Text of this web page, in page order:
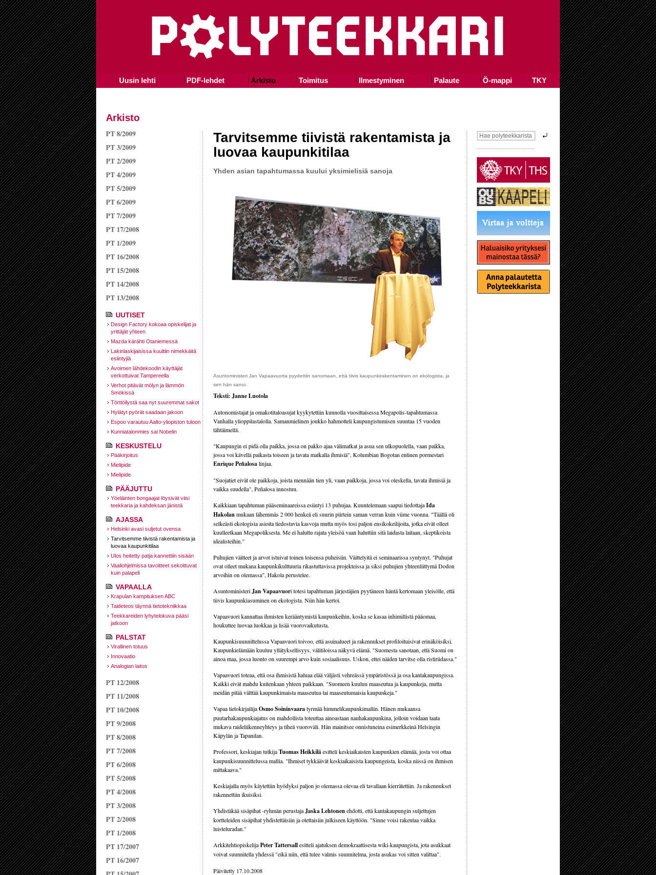
Uusin lehti PDF-lehdet Arkisto Toimitus Ilmestyminen Palaute Ö-mappi TKY
Arkisto
PT 8/2009
PT 3/2009
PT 2/2009
PT 4/2009
PT 5/2009
PT 6/2009
PT 7/2009
PT 17/2008
PT 1/2009
PT 16/2008
PT 15/2008
PT 14/2008
PT 13/2008
UUTISET
Design Factory kokoaa opiskelijat ja
yrittäjät yhteen
Mazda kärähti Otaniemessä
Lakinlaskijaisissa kuultiin nimekkäitä
esiintyjiä
Avoimen lähdekoodin käyttäjät
verkottuivat Tampereella
Verhot pitävät mölyn ja lämmön
Smökissä
Törttöilystä saa nyt suuremmat sakot
Hylätyt pyörät saadaan jakoon
Espoo varautuu Aalto-yliopiston tuloon
Kunniatalonmies sai Nobelin
KESKUSTELU
Pääkirjoitus
Mielipide
Mielipide
PÄÄJUTTU
Yöeläinten bongaajat löysivät viisi
teekkaria ja kahdeksan jänistä
AJASSA
Helsinki avasi suljetut ovensa
Tarvitsemme tiivistä rakentamista ja
luovaa kaupunkitilaa
Ulos heitetty patja kannettiin sisään
Vaaliohjelmissa tavoitteet sekoittuvat
kuin palapeli
VAPAALLA
Krapulan kampituksen ABC
Taideteos täynnä tietotekniikkaa
Teekkareiden lyhytelokuva pääsi
jatkoon
PALSTAT
Virallinen totuus
Innovaatio
Analogian laitos
PT 12/2008
PT 11/2008
PT 10/2008
PT 9/2008
PT 8/2008
PT 7/2008
PT 6/2008
PT 5/2008
PT 4/2008
PT 3/2008
PT 2/2008
PT 1/2008
PT 17/2007
PT 16/2007
Tarvitsemme tiivistä rakentamista ja
luovaa kaupunkitilaa
Yhden asian tapahtumassa kuului yksimielisiä sanoja
Asuntoministeri Jan Vapaavuorta pyydettiin sanomaan, että tiivis kaupunkirakentaminen on ekologista, ja
sen hän sanoi.
Teksti: Janne Luotola
Autonomistajat ja omakotitaloasujat kyykytettiin kunnolla vuosittaisessa Megapolis-tapahtumassa
Vanhalla ylioppilastalolla. Samanmielinen joukko hahmotteli kaupungistumisen suuntaa 15 vuoden
tähtäimellä.
"Kaupungin ei pidä olla paikka, jossa on pakko ajaa välimatkat ja asua sen ulkopuolella, vaan paikka,
jossa voi kävellä paikasta toiseen ja tavata matkalla ihmisiä", Kolumbian Bogotan entinen pormestari
Enrique Peñalosalinjaa.
"Suojatiet eivät ole paikkoja, joista mennään tien yli, vaan paikkoja, jossa voi oleskella, tavata ihmisiä ja
vaikka suudella", Peñalosa innostuu.
Kaikkiaan tapahtuman pääseminaareissa esiintyi 13 puhujaa. Kuuntelemaan saapui tiedottajaIda
Hakolanmukaan lähemmäs 2 000 henkeä eli suurin piirtein saman verran kuin viime vuonna. "Täällä oli
selkeästi ekologisia asioita tiedostavia kasvoja mutta myös tosi paljon ensikokeilijoita, jotka eivät olleet
kuulleetkaan Megapoliksesta. Me ei haluttu rajata yleisöä vaan haluttiin sitä laidasta laitaan, skeptikoista
idealisteihin."
Puhujien väitteet ja arvot istuivat toinen toisensa puheisiin. Väittelyitä ei seminaarissa syntynyt. "Puhujat
ovat olleet mukana kaupunkikulttuuria rikastuttavissa projekteissa ja siksi puhujien yhteenliittymä Dodon
arvoihin on olemassa", Hakola perustelee.
AsuntoministeriJan Vapaavuori totesi tapahtuman järjestäjien pyytäneen häntä kertomaan yleisölle, että
tiivis kaupunkiasuminen on ekologista. Niin hän kertoi.
Vapaavuori kannattaa ihmisten kerääntymistä kaupunkeihin, koska se kasaa inhimillistä pääomaa,
houkuttee luovaa luokkaa ja lisää vuorovaikutusta.
Kaupunkisuunnittelussa Vapaavuori toivoo, että asuinalueet ja rakennukset profiloituisivat erinäköisiksi.
Kaupunkielämään kuuluu yllätyksellisyys, välitiloissa näkyvä elämä. "Suomesta sanotaan, että Suomi on
ainoa maa, jossa luonto on suurempi arvo kuin sosiaalisuus. Uskon, ettei näiden tarvitse olla ristiriidassa."
Vapaavuori toteaa, että osa ihmisistä haluaa elää väljästi vehreässä ympäristössä ja osa kantakaupungissa.
Kaikki eivät mahdu kuitenkaan yhteen paikkaan. "Suomeen kuuluu maaseutua ja kaupunkeja, mutta
meidän pitää välttää kaupunkimaista maaseutua tai maaseutumaisia kaupunkeja."
Vapaa tietokirjailijaOsmo Soininvaaratyrmää himmelikaupunkimallin. Hänen mukaansa
puutarhakaupunkiajatus on mahdollista toteuttaa ainoastaan nauhakaupunkina, jolloin voidaan taata
mukava raideliikenneyhteys ja tiheä vuoroväli. Hän mainitsee onnistuneina esimerkkeinä Helsingin
Käpylän ja Tapanilan.
Professori, keskiajan tutkijaTuomas Heikkiläesitteli keskiaikaisten kaupunkien elämää, josta voi ottaa
kaupunkisuunnittelussa mallia. "Ihmiset tykkäävät keskiaikaisista kaupungeista, koska niissä on ihmisen
mittakaava."
Keskiajalla myös käytettiin hyödyksi paljon jo olemassa olevaa eli tavallaan kierrätettiin. Ja rakennukset
rakennettiin ikuisiksi.
Yhdistäkää sisäpihat -ryhmän perustajaJaska Lehtonenehdotti, että kantakaupungin suljettujen
kortteleiden sisäpihat yhdistettäisiin ja otettaisiin julkiseen käyttöön. "Sinne voisi rakentaa vaikka
luisteluradan."
ArkkitehtiopiskelijaPeter Tattersallesitteli ajatuksen demokraattisesta wiki-kaupungista, jota asukkaat
voivat suunnitella yhdessä "eikä niin, että tulee valmis suunnitelma, josta asukas voi sitten valittaa".
Päivitetty 17.10.2008